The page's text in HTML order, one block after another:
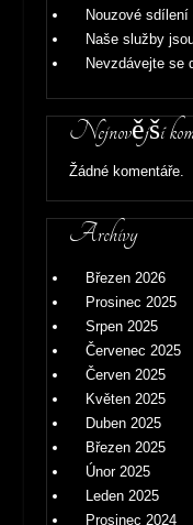
Nouzové
Naše služby
Nevzdávejte se
Nejnovější
Žádné komentáře.
Archivy
Březen 2026
Prosinec 2025
Srpen 2025
Červenec 2025
Červen 2025
Květen 2025
Duben 2025
Březen 2025
Únor 2025
Leden 2025
Prosinec 2024